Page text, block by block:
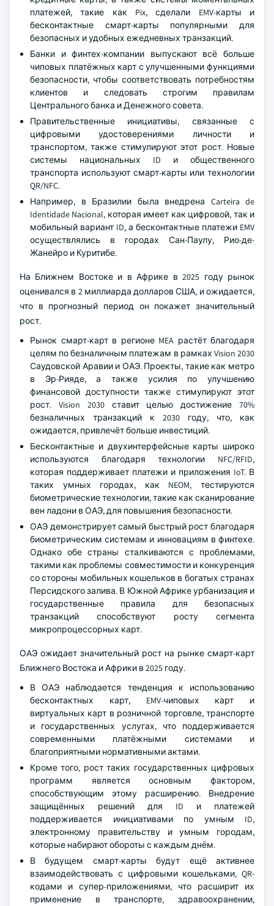
платежей, такие как Pix, сделали EMV-карты и
бесконтактные смарт-карты популярными для
безопасных и удобных ежедневных транзакций.
Банки и финтех-компании выпускают всё больше
чиповых платёжных карт с улучшенными функциями
безопасности, чтобы соответствовать потребностям
клиентов и следовать строгим правилам
Центрального банка и Денежного совета.
Правительственные инициативы, связанные с
цифровыми удостоверениями личности и
транспортом, также стимулируют этот рост. Новые
системы национальных ID и общественного
транспорта используют смарт-карты или технологии
QR/NFC.
Например, в Бразилии была внедрена Carteira de
Identidade Nacional, которая имеет как цифровой, так и
мобильный вариант ID, а бесконтактные платежи EMV
осуществлялись в городах Сан-Паулу, Рио-де-
Жанейро и Куритибе.
На Ближнем Востоке и в Африке в 2025 году рынок
оценивался в 2 миллиарда долларов США, и ожидается,
что в прогнозный период он покажет значительный
рост.
Рынок смарт-карт в регионе MEA растёт благодаря
целям по безналичным платежам в рамках Vision 2030
Саудовской Аравии и ОАЭ. Проекты, такие как метро
в Эр-Рияде, а также усилия по улучшению
финансовой доступности также стимулируют этот
рост. Vision 2030 ставит целью достижение 70%
безналичных транзакций к 2030 году, что, как
ожидается, привлечёт больше инвестиций.
Бесконтактные и двухинтерфейсные карты широко
используются благодаря технологии NFC/RFID,
которая поддерживает платежи и приложения IoT. В
таких умных городах, как NEOM, тестируются
биометрические технологии, такие как сканирование
вен ладони в ОАЭ, для повышения безопасности.
ОАЭ демонстрирует самый быстрый рост благодаря
биометрическим системам и инновациям в финтехе.
Однако обе страны сталкиваются с проблемами,
такими как проблемы совместимости и конкуренция
со стороны мобильных кошельков в богатых странах
Персидского залива. В Южной Африке урбанизация и
государственные правила для безопасных
транзакций способствуют росту сегмента
микропроцессорных карт.
ОАЭ ожидает значительный рост на рынке смарт-карт
Ближнего Востока и Африки в 2025 году.
В ОАЭ наблюдается тенденция к использованию
бесконтактных карт, EMV-чиповых карт и
виртуальных карт в розничной торговле, транспорте
и государственных услугах, что поддерживается
современными платёжными системами и
благоприятными нормативными актами.
Кроме того, рост таких государственных цифровых
программ является основным фактором,
способствующим этому расширению. Внедрение
защищённых решений для ID и платежей
поддерживается инициативами по умным ID,
электронному правительству и умным городам,
которые набирают обороты с каждым днём.
В будущем смарт-карты будут ещё активнее
взаимодействовать с цифровыми кошельками, QR-
кодами и супер-приложениями, что расширит их
применение в транспорте, здравоохранении,